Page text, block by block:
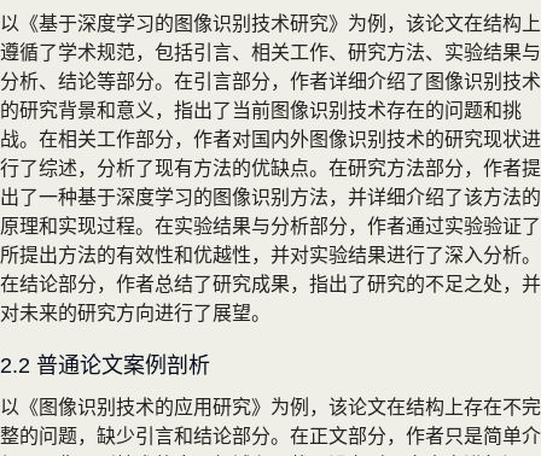
以《基于深度学习的图像识别技术研究》为例，该论文在结构上
遵循了学术规范，包括引言、相关工作、研究方法、实验结果与
分析、结论等部分。在引言部分，作者详细介绍了图像识别技术
的研究背景和意义，指出了当前图像识别技术存在的问题和挑
战。在相关工作部分，作者对国内外图像识别技术的研究现状进
行了综述，分析了现有方法的优缺点。在研究方法部分，作者提
出了一种基于深度学习的图像识别方法，并详细介绍了该方法的
原理和实现过程。在实验结果与分析部分，作者通过实验验证了
所提出方法的有效性和优越性，并对实验结果进行了深入分析。
在结论部分，作者总结了研究成果，指出了研究的不足之处，并
对未来的研究方向进行了展望。
2.2 普通论文案例剖析
以《图像识别技术的应用研究》为例，该论文在结构上存在不完
整的问题，缺少引言和结论部分。在正文部分，作者只是简单介